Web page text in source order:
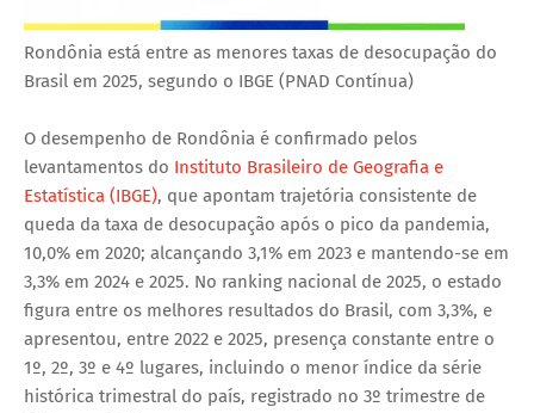
Rondônia está entre as menores taxas de desocupação do
Brasil em 2025, segundo o IBGE (PNAD Contínua)
O desempenho de Rondônia é confirmado pelos
levantamentos do Instituto Brasileiro de Geografia e
Estatística (IBGE), que apontam trajetória consistente de
queda da taxa de desocupação após o pico da pandemia,
10,0% em 2020; alcançando 3,1% em 2023 e mantendo-se em
3,3% em 2024 e 2025. No ranking nacional de 2025, o estado
figura entre os melhores resultados do Brasil, com 3,3%, e
apresentou, entre 2022 e 2025, presença constante entre o
1º, 2º, 3º e 4º lugares, incluindo o menor índice da série
histórica trimestral do país, registrado no 3º trimestre de